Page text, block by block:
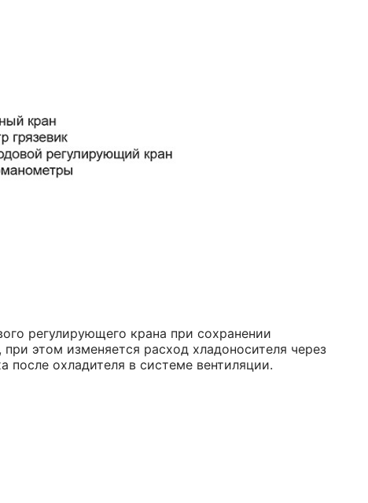
регулирующего крана при сохранении
этом изменяется расход хладоносителя через
после охладителя в системе вентиляции.